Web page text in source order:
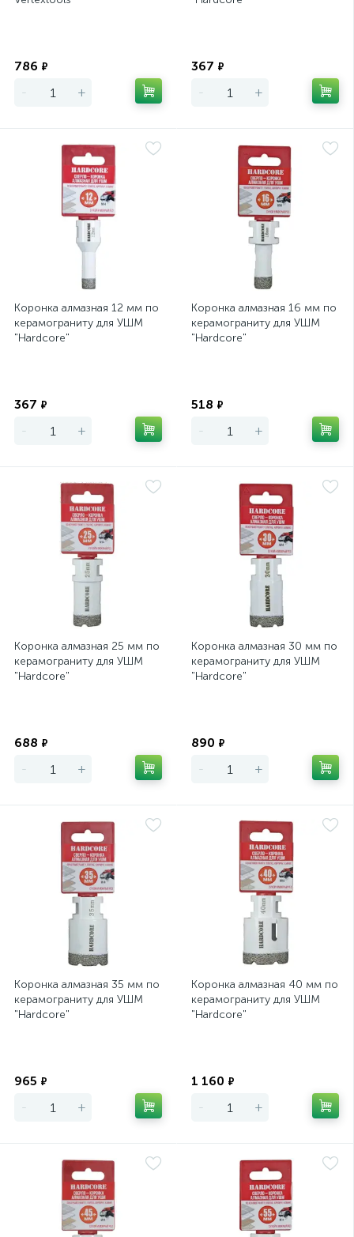
786 ₽
- +
367 ₽
- +
Коронка алмазная 12 мм по
керамограниту для УШМ
"Hardcore"
367 ₽
- +
Коронка алмазная 16 мм по
керамограниту для УШМ
"Hardcore"
518 ₽
- +
Коронка алмазная 25 мм по
керамограниту для УШМ
"Hardcore"
688 ₽
- +
Коронка алмазная 30 мм по
керамограниту для УШМ
"Hardcore"
890 ₽
- +
Коронка алмазная 35 мм по
керамограниту для УШМ
"Hardcore"
965 ₽
- +
Коронка алмазная 40 мм по
керамограниту для УШМ
"Hardcore"
1 160 ₽
- +